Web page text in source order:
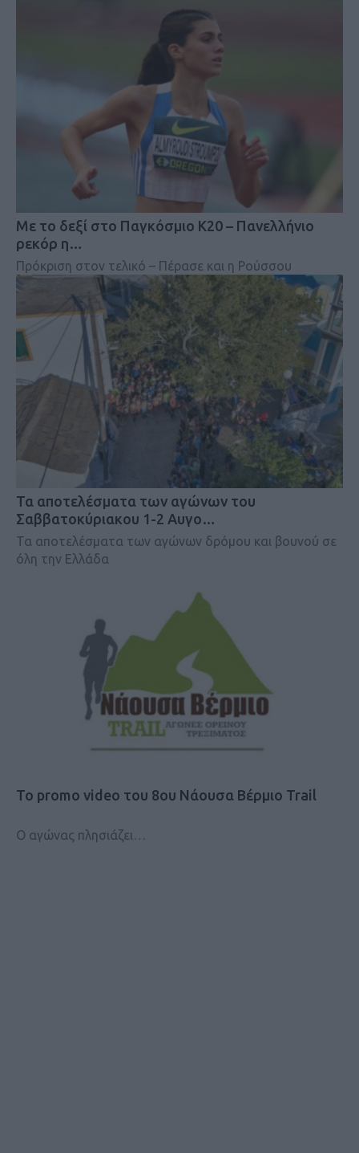
Mε το δεξί στο Παγκόσμιο Κ20 – Πανελλήνιο
ρεκόρ η…
Πρόκριση στον τελικό – Πέρασε και η Ρούσσου
Τα αποτελέσματα των αγώνων του
Σαββατοκύριακου 1-2 Αυγο…
Τα αποτελέσματα των αγώνων δρόμου και βουνού σε
όλη την Ελλάδα
Το promo video του 8ου Νάουσα Βέρμιο Trail
Ο αγώνας πλησιάζει…